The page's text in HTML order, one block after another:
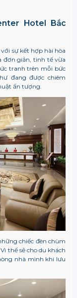
Hotel Bắc
sự kết hợp hài hòa
đơn giản, tinh tế vừa
tranh trên mỗi bức
đang được chiêm
ấn tượng.
chiếc đèn chùm
thế sẽ cho du khách
nhà mình khi lưu